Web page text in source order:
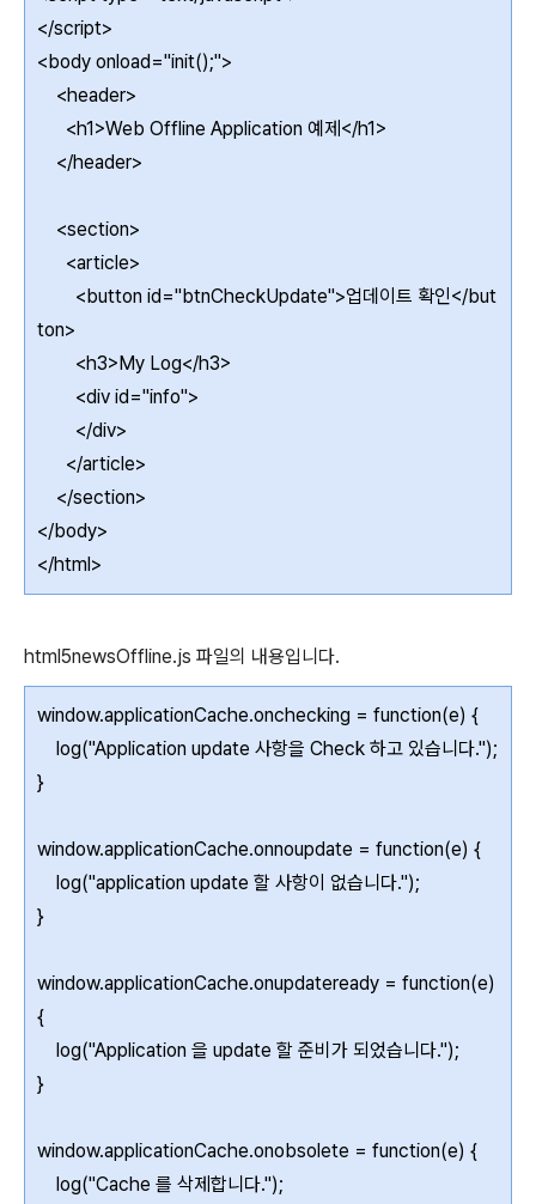
</script>
<body onload="init();">
<header>
<h1>Web Offline Application 예제</h1>
</header>
<section>
<article>
<button id="btnCheckUpdate">업데이트 확인</but
ton>
<h3>My Log</h3>
<div id="info">
</div>
</article>
</section>
</body>
</html>
html5newsOffline.js 파일의 내용입니다.
window.applicationCache.onchecking = function(e) {
log("Application update 사항을 Check 하고 있습니다.");
}
window.applicationCache.onnoupdate = function(e) {
log("application update 할 사항이 없습니다.");
}
window.applicationCache.onupdateready = function(e)
{
log("Application 을 update 할 준비가 되었습니다.");
}
window.applicationCache.onobsolete = function(e) {
log("Cache 를 삭제합니다.");